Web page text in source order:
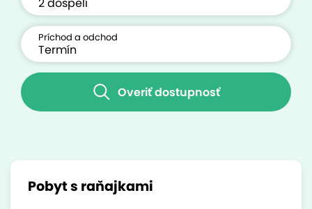
Príchod a odchod
Overiť dostupnosť
Pobyt s raňajkami